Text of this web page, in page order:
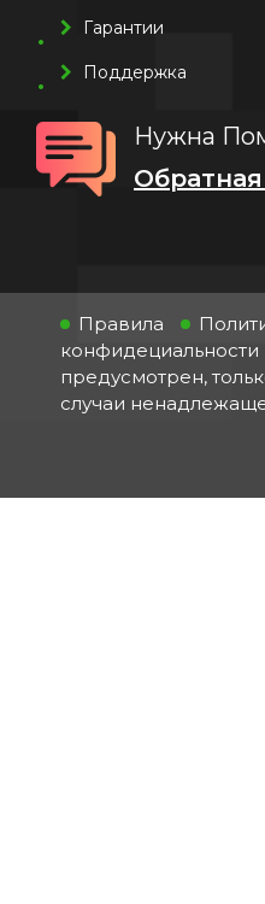
Гарантии
Поддержка
Нужна
Правила
конфидециальности
предусмотрен,
случаи